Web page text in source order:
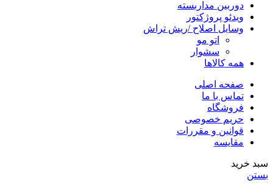
دوربین مداربسته
ویدئو پروژکتور
وسایل اصلاح /ریش تراش
اتو مو
سشوار
همه کالاها
صفحه اصلی
تماس با ما
فروشگاه
حریم خصوصی
قوانین و مقررات
مقایسه
سبد خرید
بستن